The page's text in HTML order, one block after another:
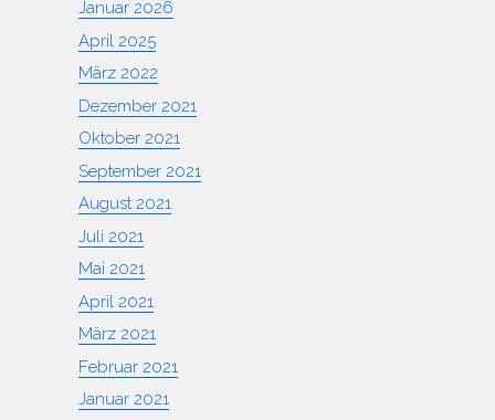
Januar 2026
April 2025
März 2022
Dezember 2021
Oktober 2021
September 2021
August 2021
Juli 2021
Mai 2021
April 2021
März 2021
Februar 2021
Januar 2021